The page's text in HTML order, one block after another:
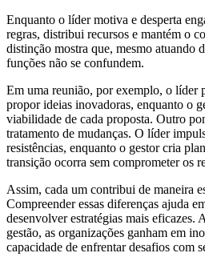
Enquanto o líder motiva e desperta
regras, distribui recursos e mantém o
distinção mostra que, mesmo atuando
funções não se confundem.
Em uma reunião, por exemplo, o líder
propor ideias inovadoras, enquanto o
viabilidade de cada proposta. Outro
tratamento de mudanças. O líder
resistências, enquanto o gestor cria
transição ocorra sem comprometer os
Assim, cada um contribui de maneira
Compreender essas diferenças ajuda
desenvolver estratégias mais eficazes.
gestão, as organizações ganham em
capacidade de enfrentar desafios com